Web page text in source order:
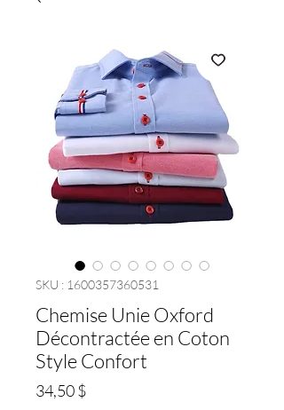
SKU : 1600357360531
Chemise Unie Oxford
Décontractée en Coton
Style Confort
34,50 $Prix